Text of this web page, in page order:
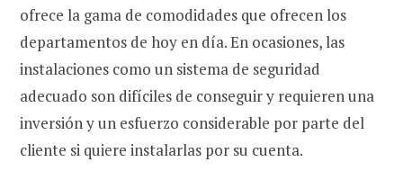
ofrece la gama de comodidades que ofrecen los
departamentos de hoy en día. En ocasiones, las
instalaciones como un sistema de seguridad
adecuado son difíciles de conseguir y requieren una
inversión y un esfuerzo considerable por parte del
cliente si quiere instalarlas por su cuenta.